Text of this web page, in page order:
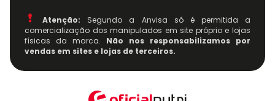
Atenção: Segundo a Anvisa só é permitida a
comercialização dos manipulados em site próprio e lojas
físicas da marca. Não nos responsabilizamos por
vendas em sites e lojas de terceiros.